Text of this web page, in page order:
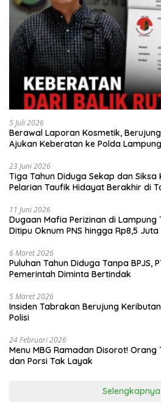
5 Juli 2026
Berawal Laporan Kosmetik,
Ajukan Keberatan ke Polda Lampung
23 Juni 2026
Tiga Tahun Diduga Sekap dan Siksa
Pelarian Taufik Hidayat Berakhir di
11 Juni 2026
Dugaan Mafia Perizinan di Lampung
Ditipu Oknum PNS hingga Rp8,5 Juta
6 Maret 2026
Puluhan Tahun Diduga Tanpa BPJS,
Pemerintah Diminta Bertindak
5 Maret 2026
Insiden Tabrakan Berujung
Polisi
24 Februari 2026
Menu MBG Ramadan Disorot! Orang
dan Porsi Tak Layak
Selengkapnya